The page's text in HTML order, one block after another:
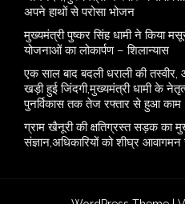
अपने हाथों से परोसा भोजन
मुख्यमंत्री पुष्कर सिंह धामी ने किया
योजनाओं का लोकार्पण – शिलान्यास
एक साल बाद बदली धराली की
खड़ी हुई जिंदगी,मुख्यमंत्री धामी के
पुनर्विकास तक तेज रफ्तार से हुआ काम
ग्राम खैनूरी की क्षतिग्रस्त सड़क का
संज्ञान,अधिकारियों को शीघ्र